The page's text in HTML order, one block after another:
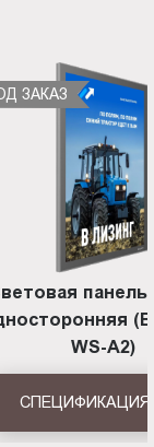
ЗАКАЗ
панель
WS-A2)
СПЕЦИФИКАЦИЯ